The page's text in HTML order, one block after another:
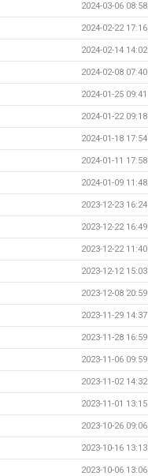
2024-03-06 08:58
2024-02-22 17:16
2024-02-14 14:02
2024-02-08 07:40
2024-01-25 09:41
2024-01-22 09:18
2024-01-18 17:54
2024-01-11 17:58
2024-01-09 11:48
2023-12-23 16:24
2023-12-22 16:49
2023-12-22 11:40
2023-12-12 15:03
2023-12-08 20:59
2023-11-29 14:37
2023-11-28 16:59
2023-11-06 09:59
2023-11-02 14:32
2023-11-01 13:15
2023-10-26 09:06
2023-10-16 13:13
2023-10-06 13:06